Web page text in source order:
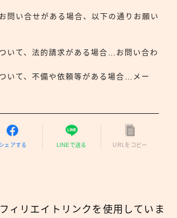
問い合せがある場合、以下の通りお願い
いて、法的請求がある場合…お問い合わ
いて、不備や依頼等がある場合…メー
シェアする LINEで送る URLをコピー
ィリエイトリンクを使用していま